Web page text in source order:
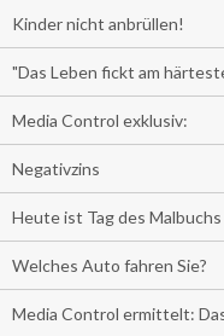
Kinder nicht anbrüllen!
"Das Leben fickt am
Media Control exklusiv:
Negativzins
Heute ist Tag des Malbuchs
Welches Auto fahren Sie?
Media Control ermittelt: